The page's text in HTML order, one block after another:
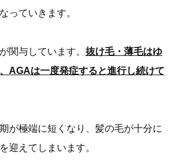
っていきます。
関与しています。 抜け毛・薄毛はゆ
AGAは一度発症すると進行し続けて
が極端に短くなり、髪の毛が十分に
迎えてしまいます。